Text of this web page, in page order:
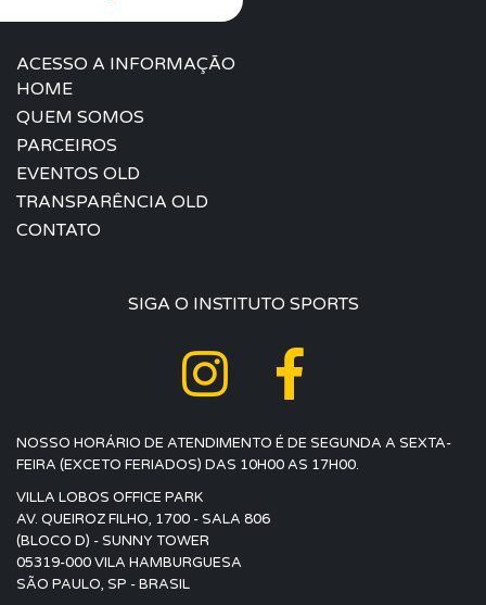
ACESSO A INFORMAÇÃO
HOME
QUEM SOMOS
PARCEIROS
EVENTOS OLD
TRANSPARÊNCIA OLD
CONTATO
SIGA O INSTITUTO SPORTS
NOSSO HORÁRIO DE ATENDIMENTO É DE SEGUNDA A SEXTA-
FEIRA (EXCETO FERIADOS) DAS 10H00 AS 17H00.
VILLA LOBOS OFFICE PARK
AV. QUEIROZ FILHO, 1700 - SALA 806
(BLOCO D) - SUNNY TOWER
05319-000 VILA HAMBURGUESA
SÃO PAULO, SP - BRASIL